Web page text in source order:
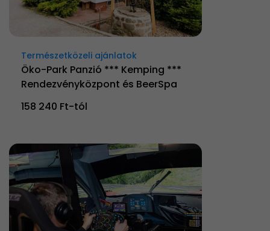
Természetközeli ajánlatok
Öko-Park Panzió *** Kemping ***
Rendezvényközpont és BeerSpa
158 240 Ft-tól